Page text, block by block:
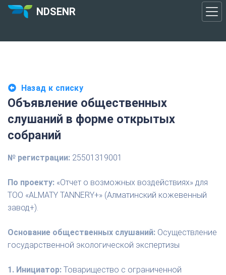
NDSENR
Назад к списку
Объявление общественных
слушаний в форме открытых
собраний
№ регистрации: 25501319001
По проекту: «Отчет о возможных воздействиях» для
ТОО «ALMATY TANNERY+» (Алматинский кожевенный
завод+).
Основание общественных слушаний: Осуществление
государственной экологической экспертизы
1. Инициатор: Товарищество с ограниченной